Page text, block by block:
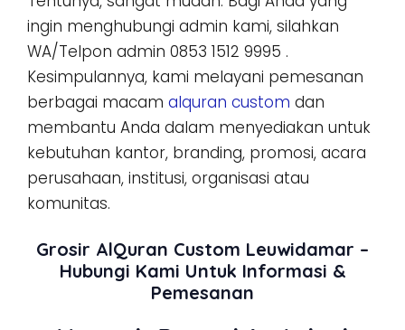
ingin menghubungi admin kami, silahkan
WA/Telpon admin 0853 1512 9995 .
Kesimpulannya, kami melayani pemesanan
berbagai macam alquran custom dan
membantu Anda dalam menyediakan untuk
kebutuhan kantor, branding, promosi, acara
perusahaan, institusi, organisasi atau
komunitas.
Grosir AlQuran Custom Leuwidamar –
Hubungi Kami Untuk Informasi &
Pemesanan